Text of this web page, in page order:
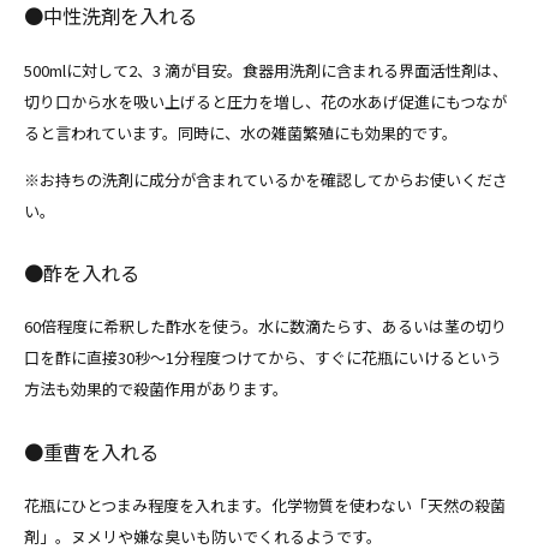
●中性洗剤を入れる
500mlに対して2、3 滴が目安。食器用洗剤に含まれる界面活性剤は、
切り口から水を吸い上げると圧力を増し、花の水あげ促進にもつなが
ると言われています。同時に、水の雑菌繁殖にも効果的です。
※お持ちの洗剤に成分が含まれているかを確認してからお使いくださ
い。
●酢を入れる
60倍程度に希釈した酢水を使う。水に数滴たらす、あるいは茎の切り
口を酢に直接30秒～1分程度つけてから、すぐに花瓶にいけるという
方法も効果的で殺菌作用があります。
●重曹を入れる
花瓶にひとつまみ程度を入れます。化学物質を使わない「天然の殺菌
剤」。ヌメリや嫌な臭いも防いでくれるようです。